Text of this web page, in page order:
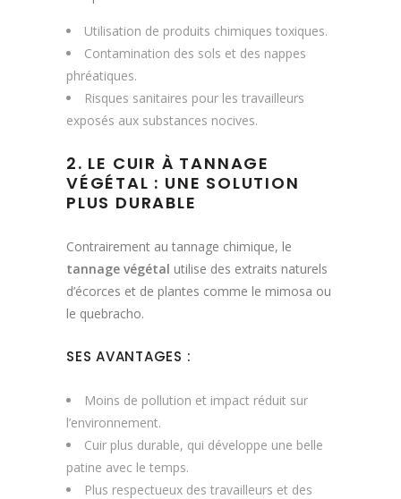
Utilisation de produits chimiques toxiques.
Contamination des sols et des nappes
phréatiques.
Risques sanitaires pour les travailleurs
exposés aux substances nocives.
2. LE CUIR À TANNAGE
VÉGÉTAL : UNE SOLUTION
PLUS DURABLE
Contrairement au tannage chimique, le
tannage végétal utilise des extraits naturels
d’écorces et de plantes comme le mimosa ou
le quebracho.
SES AVANTAGES :
Moins de pollution et impact réduit sur
l’environnement.
Cuir plus durable, qui développe une belle
patine avec le temps.
Plus respectueux des travailleurs et des